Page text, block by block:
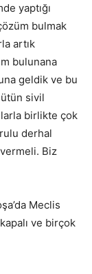
yaptığı
bulmak
artık
bulunana
geldik ve bu
sivil
birlikte çok
derhal
Biz
Meclis
ve birçok